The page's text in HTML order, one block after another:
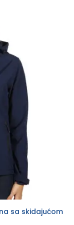
sa skidajućom